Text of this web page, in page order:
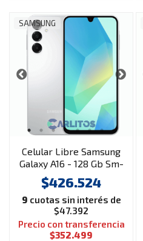
SAMSUNG
Celular Libre Samsung
Galaxy A16 - 128 Gb Sm-
a165mzamaro Gris
$426.524
9 cuotas sin interés de
$47.392
Precio con transferencia
$352.499